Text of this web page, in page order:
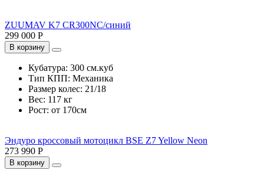
ZUUMAV K7 CR300NC/синий
299 000 Р
В корзину
Кубатура: 300 см.куб
Тип КПП: Механика
Размер колес: 21/18
Вес: 117 кг
Рост: от 170см
Эндуро кроссовый мотоцикл BSE Z7 Yellow Neon
273 990 Р
В корзину